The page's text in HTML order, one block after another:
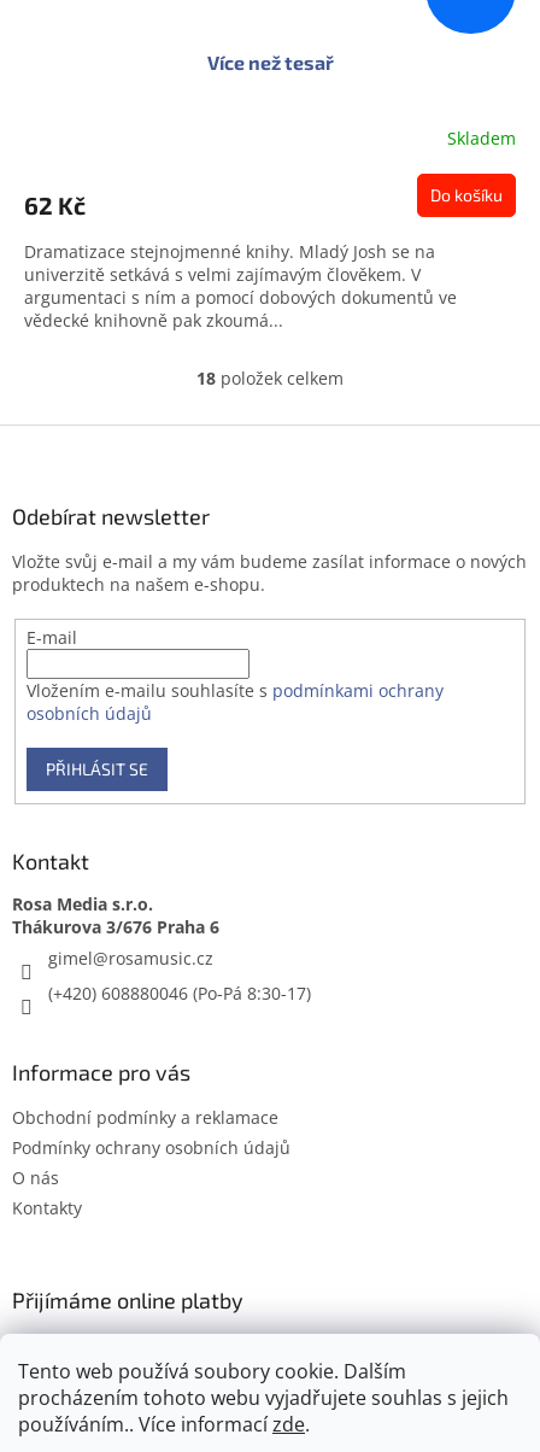
Tento web používá soubory cookie. Dalším
procházením tohoto webu vyjadřujete souhlas s jejich
používáním.. Více informacízde.
Více než tesař
Skladem
62 Kč Do košíku
Dramatizace stejnojmenné knihy. Mladý Josh se na
univerzitě setkává s velmi zajímavým člověkem. V
argumentaci s ním a pomocí dobových dokumentů ve
vědecké knihovně pak zkoumá...
O
l
p
v
v
ý
u
18 položek celkem
Odebírat newsletter
Vložte svůj e-mail a my vám budeme zasílat informace o nových
produktech na našem e-shopu.
E-mail
Vložením e-mailu souhlasíte s podmínkami ochrany
osobních údajů
PŘIHLÁSIT SE
Kontakt
Rosa Media s.r.o.
gimel@rosamusic.cz
(+420) 608880046
Informace pro vás
Obchodní podmínky a reklamace
Podmínky ochrany osobních údajů
O nás
Kontakty
Přijímáme online platby